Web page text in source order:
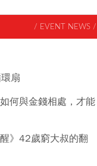
/ EVENT NEWS /
扇
何與金錢相處，才能
》42歲窮大叔的翻